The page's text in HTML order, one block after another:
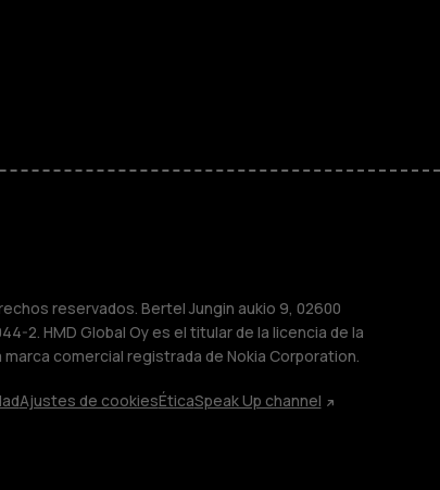
reservados. Bertel Jungin aukio 9, 02600
2. HMD Global Oy es el titular de la licencia de la
comercial registrada de Nokia Corporation.
Ajustes de cookiesÉticaSpeak Up channel